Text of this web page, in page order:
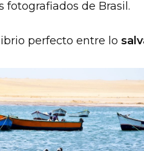
fotografiados de Brasil.
perfecto entre lo